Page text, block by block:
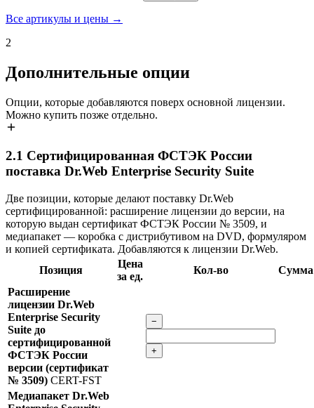
Все артикулы и цены →
2
Дополнительные опции
Опции, которые добавляются поверх основной лицензии.
Можно купить позже отдельно.
2.1 Сертифицированная ФСТЭК России
поставка Dr.Web Enterprise Security Suite
Две позиции, которые делают поставку Dr.Web
сертифицированной: расширение лицензии до версии, на
которую выдан сертификат ФСТЭК России № 3509, и
медиапакет — коробка с дистрибутивом на DVD, формуляром
и копией сертификата. Добавляются к лицензии Dr.Web.
Позиция
Цена
за ед.
Кол-во
Сумма
Расширение
лицензии Dr.Web
Enterprise Security
Suite до
сертифицированной
ФСТЭК России
версии (сертификат
№ 3509) CERT-FST
−
+
Медиапакет Dr.Web